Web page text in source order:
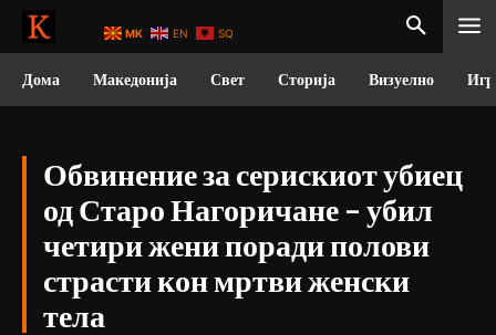
Дома Македонија Свет Сторија Визуелно
Обвинение за серискиот убиец
од Старо Нагоричане – убил
четири жени поради полови
страсти кон мртви женски
тела
MK EN SQ